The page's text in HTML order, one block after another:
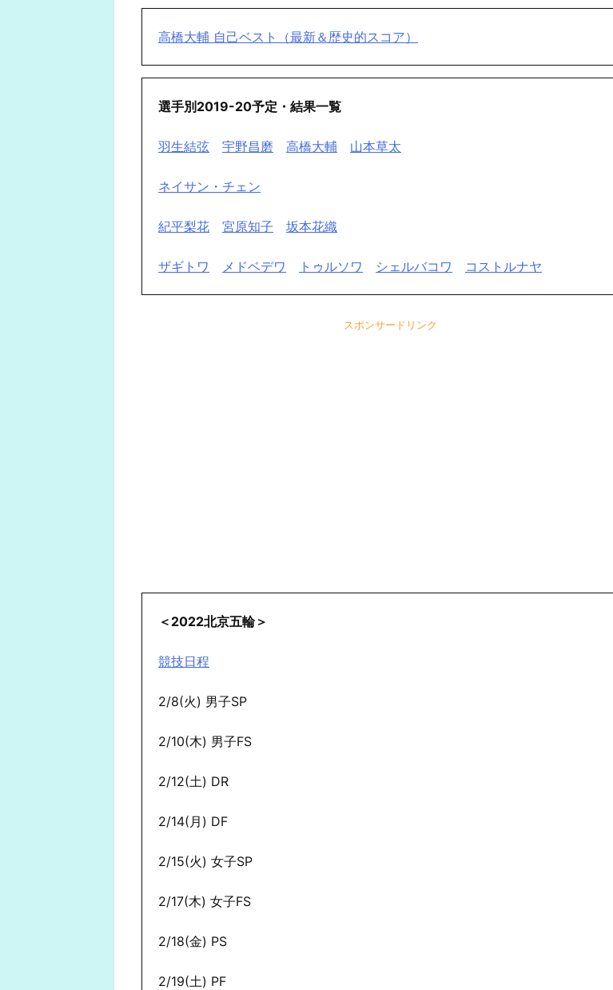
高橋大輔 自己ベスト（最新＆歴史的スコア）
選手別2019-20予定・結果一覧
羽生結弦 宇野昌磨 高橋大輔 山本草太
ネイサン・チェン
紀平梨花 宮原知子 坂本花織
ザギトワ メドベデワ トゥルソワ シェルバコワ コストルナヤ
スポンサードリンク
＜2022北京五輪＞
競技日程
2/8(火) 男子SP
2/10(木) 男子FS
2/12(土) DR
2/14(月) DF
2/15(火) 女子SP
2/17(木) 女子FS
2/18(金) PS
2/19(土) PF